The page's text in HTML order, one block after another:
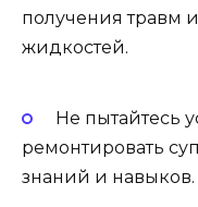
получения травм
жидкостей.
Не пытайтесь
ремонтировать
знаний и навыков.